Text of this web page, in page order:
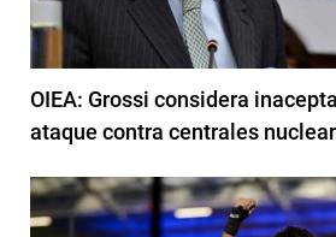
OIEA: Grossi considera
ataque contra centrales